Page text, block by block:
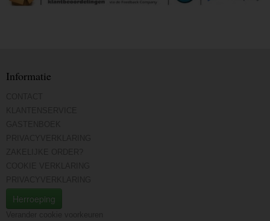
Informatie
Herroeping